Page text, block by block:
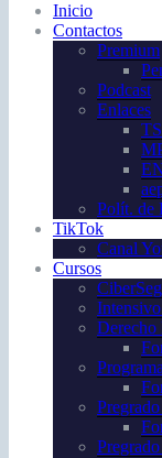
Inicio
Contactos
Premium
Podcast
Enlaces
Polít. de
TikTok
Canal
Cursos
Derecho